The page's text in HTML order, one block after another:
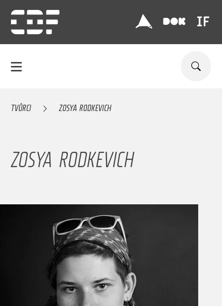
TVŮRCI ZOSYA RODKEVICH
ZOSYA RODKEVICH